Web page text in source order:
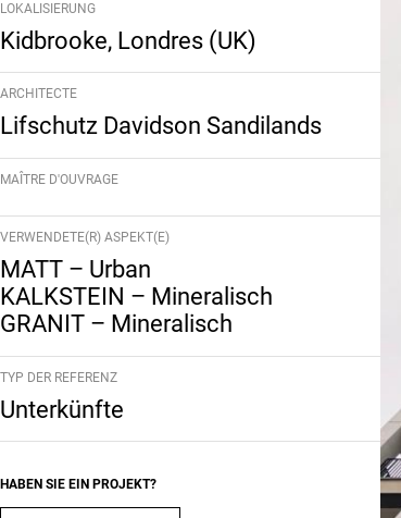
LOKALISIERUNG
Kidbrooke, Londres (UK)
ARCHITECTE
Lifschutz Davidson Sandilands
MAÎTRE D'OUVRAGE
VERWENDETE(R) ASPEKT(E)
MATT – Urban
KALKSTEIN – Mineralisch
GRANIT – Mineralisch
TYP DER REFERENZ
Unterkünfte
HABEN SIE EIN PROJEKT?